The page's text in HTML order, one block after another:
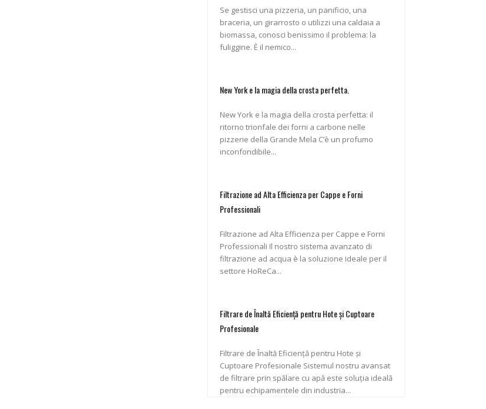
Se gestisci una pizzeria, un panificio, una
braceria, un girarrosto o utilizzi una caldaia a
biomassa, conosci benissimo il problema: la
fuliggine. È il nemico...
New York e la magia della crosta perfetta.
New York e la magia della crosta perfetta: il
ritorno trionfale dei forni a carbone nelle
pizzerie della Grande Mela C’è un profumo
inconfondibile...
Filtrazione ad Alta Efficienza per Cappe e Forni
Professionali
Filtrazione ad Alta Efficienza per Cappe e Forni
Professionali Il nostro sistema avanzato di
filtrazione ad acqua è la soluzione ideale per il
settore HoReCa...
Filtrare de Înaltă Eficiență pentru Hote și Cuptoare
Profesionale
Filtrare de Înaltă Eficiență pentru Hote și
Cuptoare Profesionale Sistemul nostru avansat
de filtrare prin spălare cu apă este soluția ideală
pentru echipamentele din industria...